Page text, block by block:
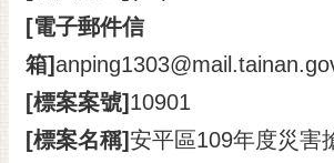
市
民
信
箱
English
[電子郵件信
箱]
[標案案號] 10901
[標案名稱]安平區109年度災害